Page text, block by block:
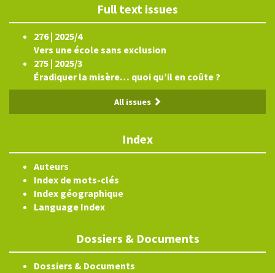
Full text issues
276 | 2025/4
Vers une école sans exclusion
275 | 2025/3
Éradiquer la misère… quoi qu’il en coûte ?
All issues
Index
Auteurs
Index de mots-clés
Index géographique
Language Index
Dossiers & Documents
Dossiers & Documents